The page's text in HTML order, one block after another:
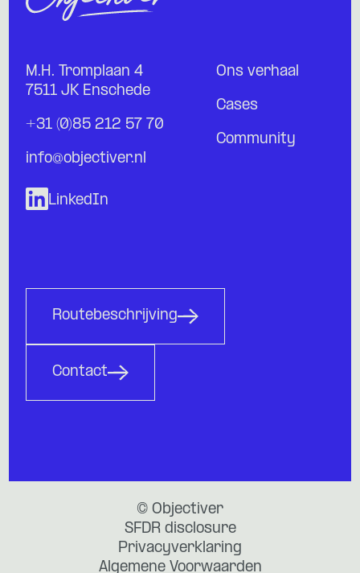
M.H. Tromplaan 4
7511 JK Enschede
+31 (0)85 212 57 70
info@objectiver.nl
Ons verhaal
Cases
Community
LinkedIn
Routebeschrijving
Contact
© Objectiver
SFDR disclosure
Privacyverklaring
Algemene Voorwaarden